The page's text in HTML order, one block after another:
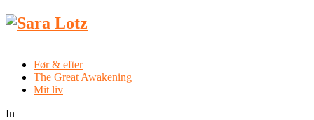
Før & efter
The Great Awakening
Mit liv
In